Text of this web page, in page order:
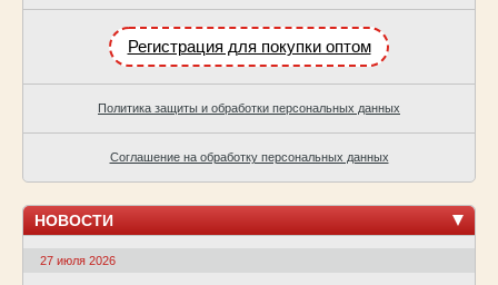
Регистрация для покупки оптом
Политика защиты и обработки персональных данных
Соглашение на обработку персональных данных
НОВОСТИ
27 июля 2026